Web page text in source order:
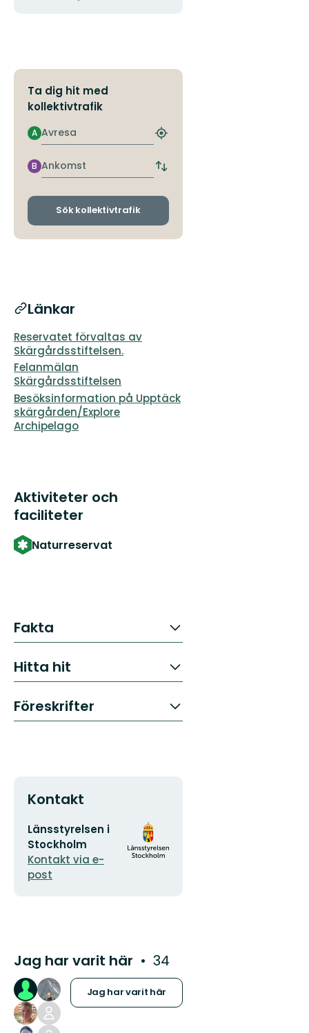
Ta dig hit med
kollektivtrafik
Avresa
A
Hitta
hållplats
Ankomst
B
Byt
och
Sök kollektivtrafik
Länkar
Reservatet förvaltas av
Skärgårdsstiftelsen.
Felanmälan
Skärgårdsstiftelsen
Besöksinformation på Upptäck
skärgården/Explore
Archipelago
Aktiviteter och
faciliteter
Naturreservat
Fakta
Hitta hit
Föreskrifter
Kontakt
E-
postadress
Länsstyrelsen i
Stockholm
Kontakt via e-
post
Organisationens
logotyp
Jag har varit här 34
Jag har varit här